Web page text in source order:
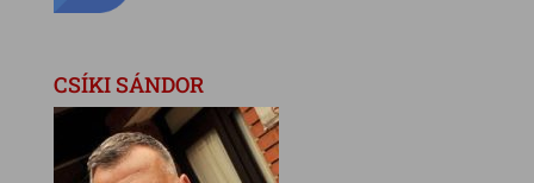
CSÍKI SÁNDOR